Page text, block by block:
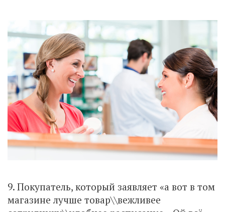
9. Покупатель, который заявляет «а вот в том
магазине лучше товар\\вежливее